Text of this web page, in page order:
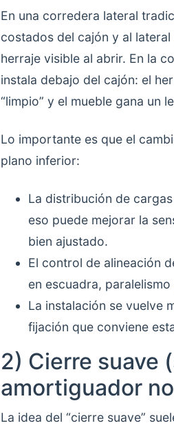
En una corredera lateral
costados del cajón y al
herraje visible al abrir. En la
instala debajo del cajón: el
“limpio” y el mueble gana un
Lo importante es que el
plano inferior:
La distribución de
eso puede mejorar la
bien ajustado.
El control de alineación
en escuadra,
La instalación se vuelve
fijación que conviene
2) Cierre suave
amortiguador
La idea del “cierre suave”